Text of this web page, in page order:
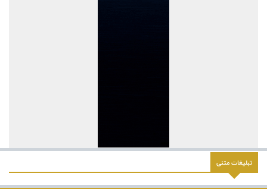
سنگ‌آهن
قیمت بازی های رترو
تحقق ۱۷۴ درصدی سود عملیاتی فن‌آوران
تبلیغات متنی